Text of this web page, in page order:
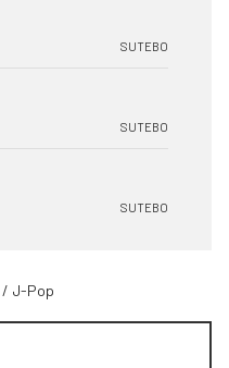
SUTEBO
SUTEBO
SUTEBO
/ J-Pop